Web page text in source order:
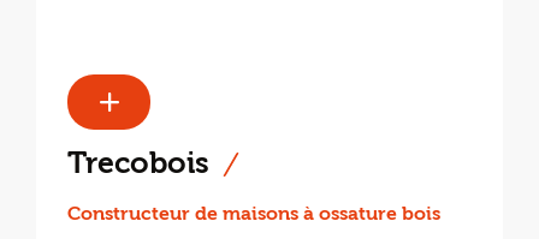
Trecobois
Constructeur de maisons à ossature bois